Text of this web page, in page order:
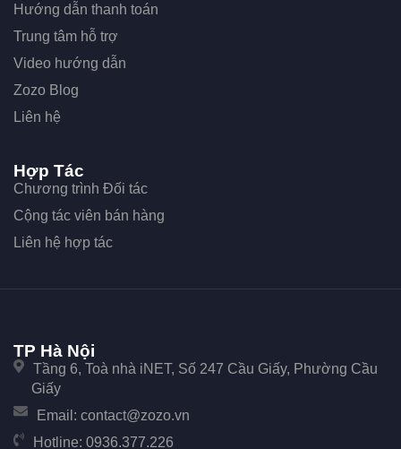
Hướng dẫn thanh toán
Trung tâm hỗ trợ
Video hướng dẫn
Zozo Blog
Liên hệ
Hợp Tác
Chương trình Đối tác
Cộng tác viên bán hàng
Liên hệ hợp tác
TP Hà Nội
Tầng 6, Toà nhà iNET, Số 247 Cầu Giấy, Phường Cầu
Giấy
Email: contact@zozo.vn
Hotline: 0936.377.226